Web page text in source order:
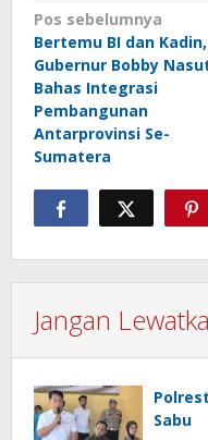
Navigasi
pos
Pos sebelumnya
Bertemu BI dan Kadin,
Gubernur Bobby
Bahas Integrasi
Pembangunan
Antarprovinsi Se-
Sumatera
Jangan
Sabu